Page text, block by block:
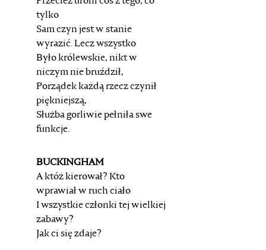
tylko
Sam czyn jest w stanie
wyrazić. Lecz wszystko
Było królewskie, nikt w
niczym nie bruździł,
Porządek każdą rzecz czynił
piękniejszą,
Służba gorliwie pełniła swe
funkcje.
BUCKINGHAM
A któż kierował? Kto
wprawiał w ruch ciało
I wszystkie członki tej wielkiej
zabawy?
Jak ci się zdaje?